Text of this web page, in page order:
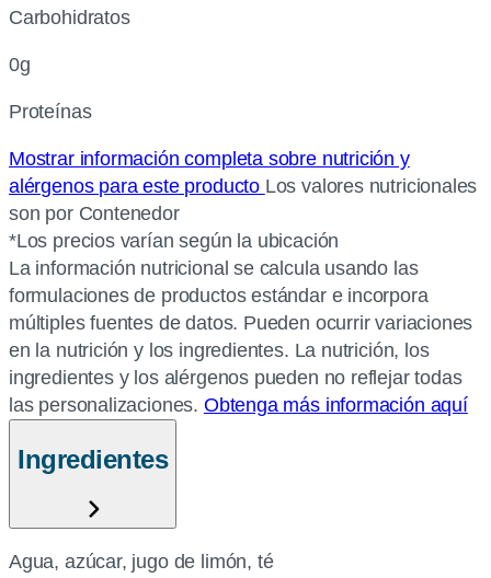
Carbohidratos
0g
Proteínas
Mostrar información completa sobre nutrición y
alérgenos para este producto Los valores nutricionales
son por Contenedor
*Los precios varían según la ubicación
La información nutricional se calcula usando las
formulaciones de productos estándar e incorpora
múltiples fuentes de datos. Pueden ocurrir variaciones
en la nutrición y los ingredientes. La nutrición, los
ingredientes y los alérgenos pueden no reflejar todas
las personalizaciones. Obtenga más información aquí
Ingredientes
Agua, azúcar, jugo de limón, té